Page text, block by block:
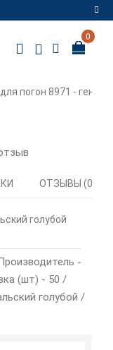
Регистрация
0
погон 8971 -
ОТЗЫВЫ (0)
-
(шт) - 50 /
голубой /